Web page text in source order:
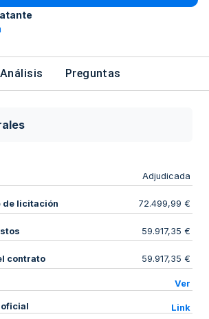
Análisis Preguntas
Adjudicada
de licitación 72.499,99 €
59.917,35 €
contrato 59.917,35 €
Ver
oficial Link